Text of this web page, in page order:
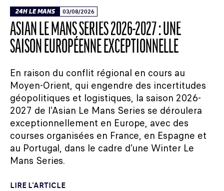
24H LE MANS 03/08/2026
ASIAN LE MANS SERIES 2026-2027 : UNE
SAISON EUROPÉENNE EXCEPTIONNELLE
En raison du conflit régional en cours au
Moyen-Orient, qui engendre des incertitudes
géopolitiques et logistiques, la saison 2026-
2027 de l’Asian Le Mans Series se déroulera
exceptionnellement en Europe, avec des
courses organisées en France, en Espagne et
au Portugal, dans le cadre d’une Winter Le
Mans Series.
LIRE L'ARTICLE